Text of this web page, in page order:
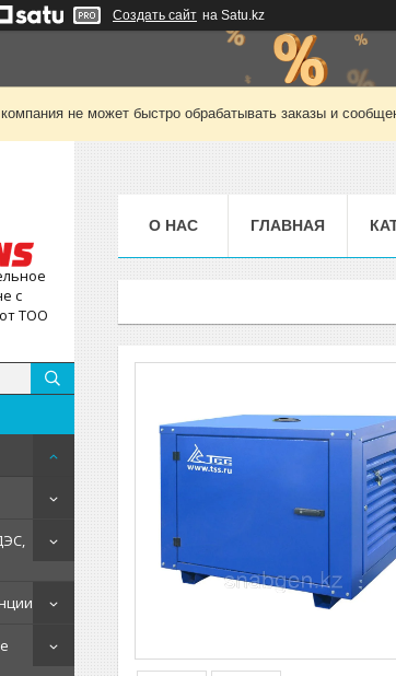
Создать сайт на Satu.kz
не может быстро обрабатывать заказы и
с
ТОО
О НАС ГЛАВНАЯ